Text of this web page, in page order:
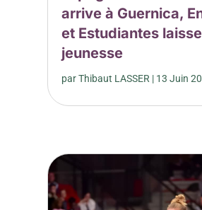
arrive à Guernica,
et Estudiantes
jeunesse
parThibaut LASSER | 13 Juin